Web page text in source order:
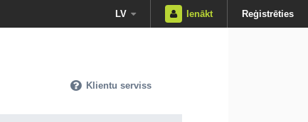
LV Ienākt Reģistrēties
Klientu serviss